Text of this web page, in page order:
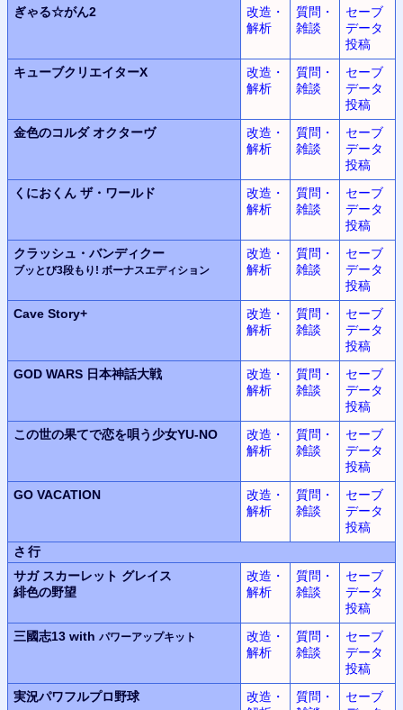
ぎゃる☆がん2
改造・
解析
質問・
雑談
セーブ
データ
投稿
キューブクリエイターX
改造・
解析
質問・
雑談
セーブ
データ
投稿
金色のコルダオクターヴ
改造・
解析
質問・
雑談
セーブ
データ
投稿
くにおくん ザ・ワールド
改造・
解析
質問・
雑談
セーブ
データ
投稿
クラッシュ・バンディクー
ブッとび3段もり! ボーナスエディション
改造・
解析
質問・
雑談
セーブ
データ
投稿
Cave Story+
改造・
解析
質問・
雑談
セーブ
データ
投稿
GOD WARS 日本神話大戦
改造・
解析
質問・
雑談
セーブ
データ
投稿
この世の果てで恋を唄う少女YU-NO
改造・
解析
質問・
雑談
セーブ
データ
投稿
GO VACATION
改造・
解析
質問・
雑談
セーブ
データ
投稿
さ行
サガ スカーレット グレイス
緋色の野望
改造・
解析
質問・
雑談
セーブ
データ
投稿
三國志13 with パワーアップキット
改造・
解析
質問・
雑談
セーブ
データ
投稿
実況パワフルプロ野球
改造・
質問・
セーブ